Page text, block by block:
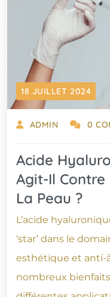
18 JUILLET 2024
ADMIN 0
Acide
Agit-Il Contre
La Peau ?
L’acide
‘star’ dans le
esthétique et anti-
nombreux